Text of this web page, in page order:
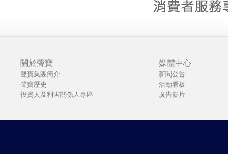
關於聲寶
聲寶集團簡介
聲寶歷史
投資人及利害關係人專區
媒體中心
新聞公告
活動看板
廣告影片